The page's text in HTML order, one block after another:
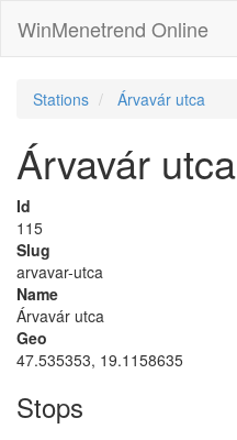
WinMenetrend Online
Stations Árvavár utca
Árvavár utca
Id
115
Slug
arvavar-utca
Name
Árvavár utca
Geo
47.535353, 19.1158635
Stops